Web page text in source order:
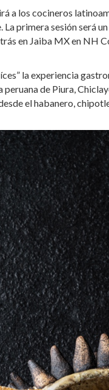
a los cocineros
La primera sesión será
en Jaiba MX en NH
la experiencia
de Piura,
el habanero,